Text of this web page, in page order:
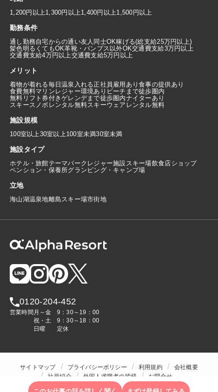
1,200円以上1,300円以上1,400円以上1,500円以上
勤務条件
通し勤務自宅からの通い友人同士OK稼げる(総支給25万円以上)
髪色明るくてもOK革靴・パンプス以外OK交通費支給3万円以上
交通費支給4万円以上交通費支給5万円以上
メリット
着物が着れる毎日温泉入れる正社員雇用あり食事の提供あり
食費無料マリンレジャー環境あり ビーチまで徒歩圏内
無料リフト券付きゲレンデまで徒歩圏内ナイターあり
スキースノボレンタル無料スキーウェアレンタル無料
施設規模
100室以上30室以上100室未満30室未満
施設タイプ
ホテル・旅館テーマパーク レジャー施設 スキー場飲食店ショップ
ペンション・保養所グランピング・キャンプ場
立地
海山湖温泉地離島 スキー場市街地
0120-204-452
営業時間 月～金
9：30～19：00
祝・土
9：30～18：00
日曜
定休
サイトマップ プライバシーポリシー 利用規約
会社概要
社員紹介
外国人求職者の皆様
お問合せ
人材をお探しの企業様